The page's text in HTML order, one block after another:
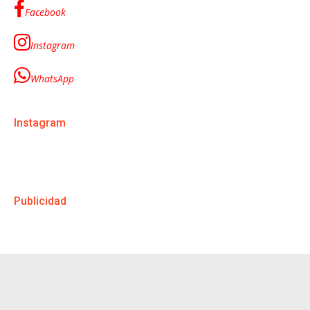
Facebook
Instagram
WhatsApp
Instagram
Publicidad